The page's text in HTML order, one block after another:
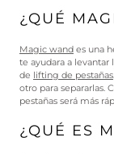
¿QUÉ
Magic wand es una
te ayudara a levantar
de lifting de pestañas
otro para separarlas.
pestañas será más
¿QUÉ ES